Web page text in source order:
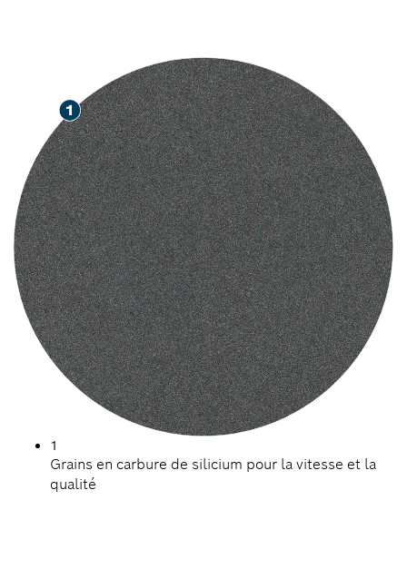
1
Grains en carbure de silicium pour la vitesse et la
qualité